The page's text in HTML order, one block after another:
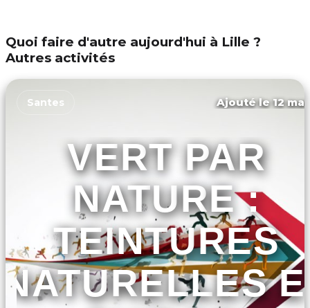
Quoi faire d'autre aujourd'hui à Lille ?
Autres activités
Santes Ajouté le 12
VERT PAR
NATURE :
TEINTURES
NATURELLES